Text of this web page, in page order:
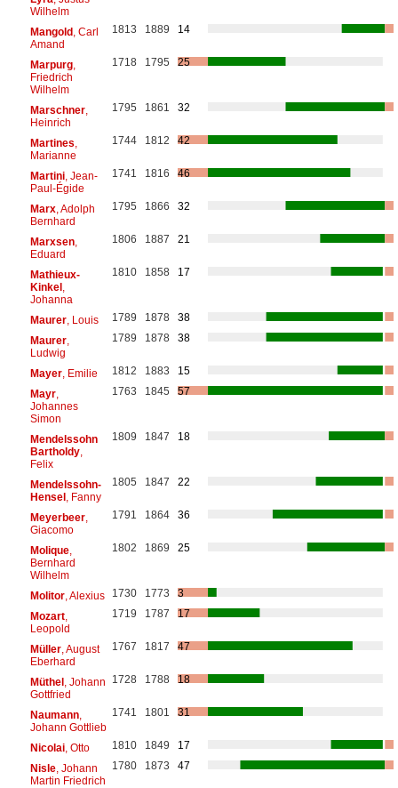
Wilhelm
Mangold, Carl
Amand
1813 1889 14
Marpurg,
Friedrich
Wilhelm
1718 1795 25
Marschner,
Heinrich
1795 1861 32
Martines
Marianne
1744 1812 42
Martini, Jean-
Paul-Égide
1741 1816 46
Marx, Adolph
Bernhard
1795 1866 32
Marxsen,
Eduard
1806 1887 21
Mathieux-
Kinkel,
Johanna
1810 1858 17
Maurer, Louis 1789 1878
38
Maurer,
Ludwig
1789 1878 38
Mayer, Emilie 1812 1883
15
Mayr,
Johannes
Simon
1763 1845 57
Mendelssohn
Bartholdy,
Felix
1809 1847 18
Mendelssohn-
Hensel, Fanny
1805 1847 22
Meyerbeer,
Giacomo
1791 1864 36
Molique,
Bernhard
Wilhelm
1802 1869 25
Molitor, Alexius 1730 1773
3
Mozart,
Leopold
1719 1787 17
Müller, August
Eberhard
1767 1817 47
Müthel, Johann
Gottfried
1728 1788 18
Naumann,
Johann Gottlieb
1741 1801 31
Nicolai, Otto 1810 1849
17
Nisle, Johann
Martin Friedrich
1780 1873 47